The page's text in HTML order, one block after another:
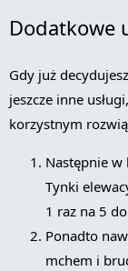
Dodatkowe
Gdy już
jeszcze inne
korzystnym
Następnie
Tynki
1 raz na 5
Ponadto
mchem i